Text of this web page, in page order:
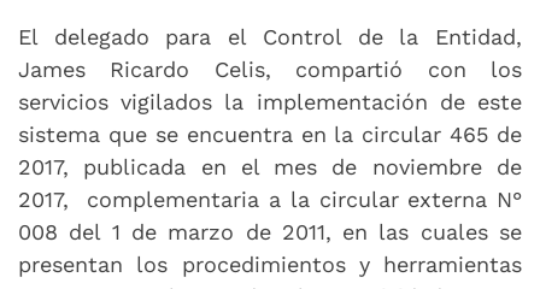
El delegado para el Control de la Entidad,
James Ricardo Celis, compartió con los
servicios vigilados la implementación de este
sistema que se encuentra en la circular 465 de
2017, publicada en el mes de noviembre de
2017, complementaria a la circular externa N°
008 del 1 de marzo de 2011, en las cuales se
presentan los procedimientos y herramientas